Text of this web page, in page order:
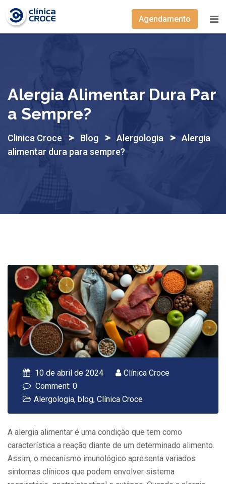
Skip
content
Agendamento
Alergia Alimentar Dura Par
A Sempre?
Clinica Croce > Blog > Alergologia > Alergia
alimentar dura para sempre?
10 de abril de 2024
Clínica Croce
Comment: 0
Alergologia, blog, Clínica Croce
A alergia alimentar é uma condição que tem como
característica a reação diante de um determinado alimento.
Assim, o mecanismo imunológico apresenta variados
sintomas clínicos que podem envolver sistema